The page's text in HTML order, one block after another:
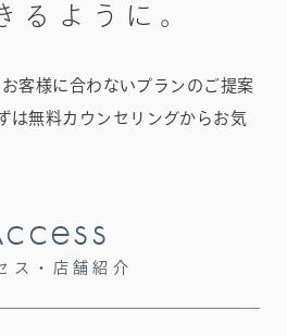
る よ う に 。
客様に合わないプランのご提案
は無料カウンセリングからお気
ス・店舗紹介